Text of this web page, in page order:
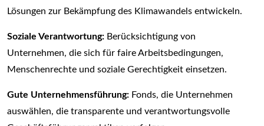
Lösungen zur Bekämpfung des Klimawandels entwickeln.
Soziale Verantwortung: Berücksichtigung von
Unternehmen, die sich für faire Arbeitsbedingungen,
Menschenrechte und soziale Gerechtigkeit einsetzen.
Gute Unternehmensführung: Fonds, die Unternehmen
auswählen, die transparente und verantwortungsvolle